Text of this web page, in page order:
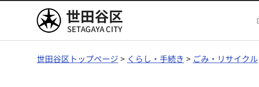
世田谷区
世田谷区トップページ > くらし・手続き > ごみ・リサイクル